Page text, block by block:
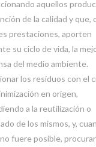
aquellos
de la calidad y que,
prestaciones, aporten
su ciclo de vida, la
del medio ambiente.
los residuos con el
en origen,
a la reutilización o
de los mismos, y,
fuere posible,